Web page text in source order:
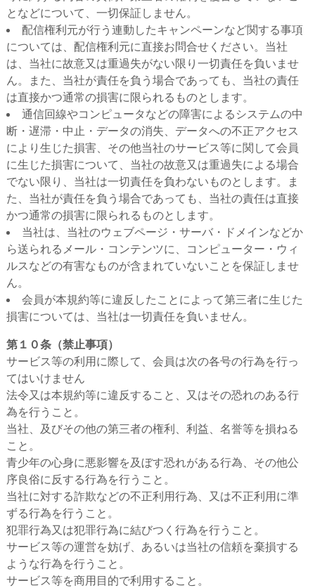
となどについて、一切保証しません。
配信権利元が行う連動したキャンペーンなど関する事項
については、配信権利元に直接お問合せください。当社
は、当社に故意又は重過失がない限り一切責任を負いませ
ん。また、当社が責任を負う場合であっても、当社の責任
は直接かつ通常の損害に限られるものとします。
通信回線やコンピュータなどの障害によるシステムの中
断・遅滞・中止・データの消失、データへの不正アクセス
により生じた損害、その他当社のサービス等に関して会員
に生じた損害について、当社の故意又は重過失による場合
でない限り、当社は一切責任を負わないものとします。ま
た、当社が責任を負う場合であっても、当社の責任は直接
かつ通常の損害に限られるものとします。
当社は、当社のウェブページ・サーバ・ドメインなどか
ら送られるメール・コンテンツに、コンピューター・ウィ
ルスなどの有害なものが含まれていないことを保証しませ
ん。
会員が本規約等に違反したことによって第三者に生じた
損害については、当社は一切責任を負いません。
第１０条（禁止事項）
サービス等の利用に際して、会員は次の各号の行為を行っ
てはいけません
法令又は本規約等に違反すること、又はその恐れのある行
為を行うこと。
当社、及びその他の第三者の権利、利益、名誉等を損ねる
こと。
青少年の心身に悪影響を及ぼす恐れがある行為、その他公
序良俗に反する行為を行うこと。
当社に対する詐欺などの不正利用行為、又は不正利用に準
ずる行為を行うこと。
犯罪行為又は犯罪行為に結びつく行為を行うこと。
サービス等の運営を妨げ、あるいは当社の信頼を棄損する
ような行為を行うこと。
サービス等を商用目的で利用すること。